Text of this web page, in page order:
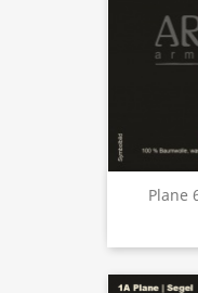
Plane